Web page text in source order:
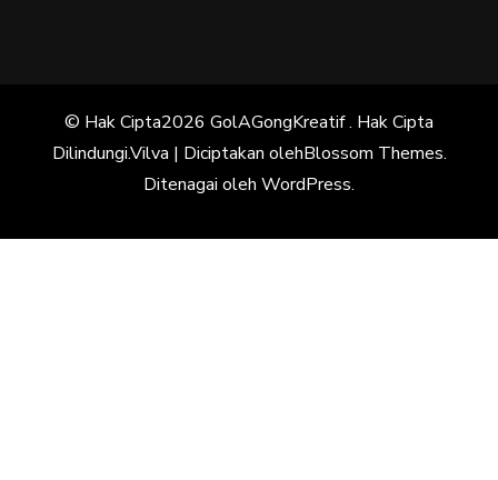
© Hak Cipta2026 GolAGongKreatif. Hak Cipta
Dilindungi.Vilva | Diciptakan olehBlossom Themes.
Ditenagai oleh WordPress.